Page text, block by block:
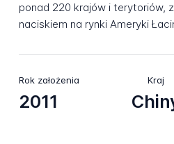
ponad 220 krajów i terytoriów,
naciskiem na rynki Ameryki
Rok założenia
2011
Kraj